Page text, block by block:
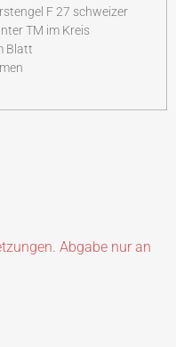
F 27 schweizer
TM im Kreis
Blatt
Abgabe nur an